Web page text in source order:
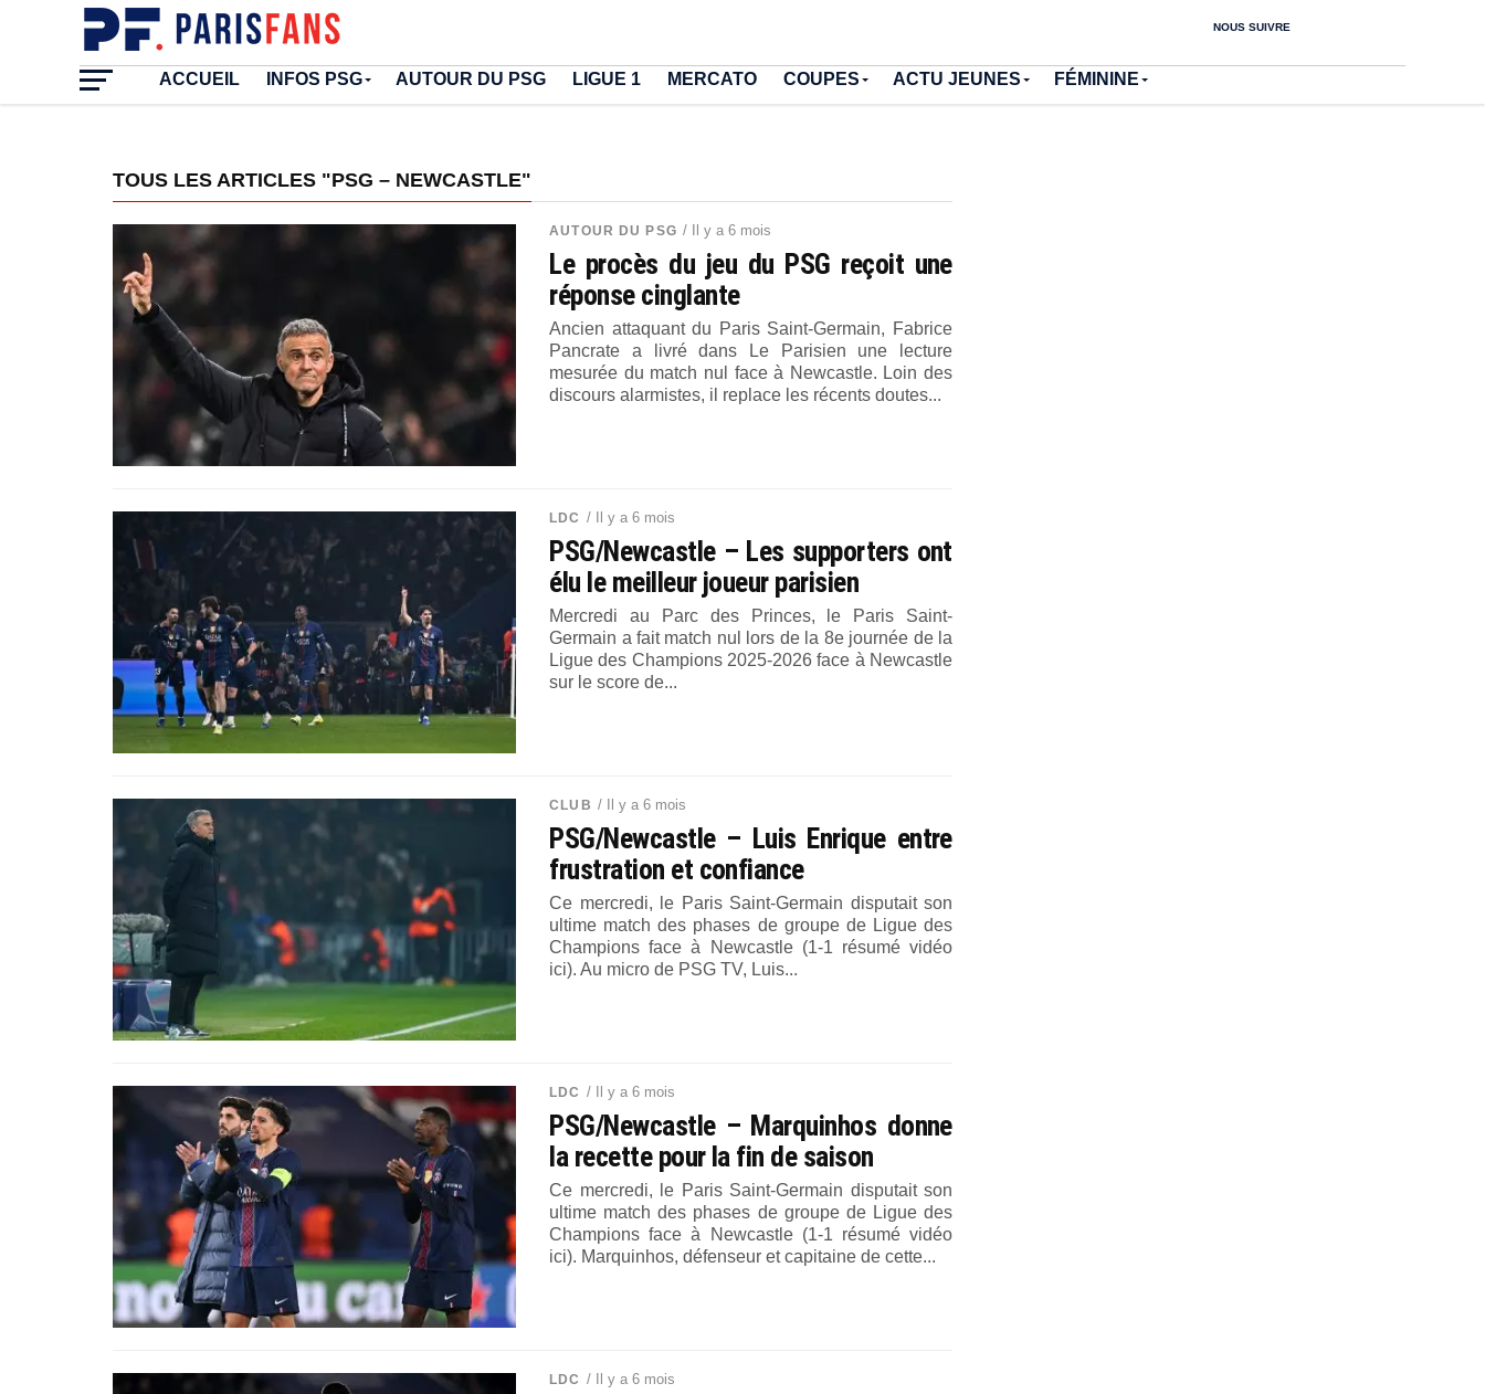
NOUS SUIVRE
ACCUEIL INFOS PSG AUTOUR DU PSG LIGUE 1 MERCATO COUPES ACTU JEUNES FÉMININE
TOUS LES ARTICLES "PSG – NEWCASTLE"
AUTOUR DU PSG / Il y a 6 mois
Le procès du jeu du PSG reçoit une
réponse cinglante
Ancien attaquant du Paris Saint-Germain, Fabrice
Pancrate a livré dans Le Parisien une lecture
mesurée du match nul face à Newcastle. Loin des
discours alarmistes, il replace les récents doutes...
LDC / Il y a 6 mois
PSG/Newcastle – Les supporters ont
élu le meilleur joueur parisien
Mercredi au Parc des Princes, le Paris Saint-
Germain a fait match nul lors de la 8e journée de la
Ligue des Champions 2025-2026 face à Newcastle
sur le score de...
CLUB / Il y a 6 mois
PSG/Newcastle – Luis Enrique entre
frustration et confiance
Ce mercredi, le Paris Saint-Germain disputait son
ultime match des phases de groupe de Ligue des
Champions face à Newcastle (1-1 résumé vidéo
ici). Au micro de PSG TV, Luis...
LDC / Il y a 6 mois
PSG/Newcastle – Marquinhos donne
la recette pour la fin de saison
Ce mercredi, le Paris Saint-Germain disputait son
ultime match des phases de groupe de Ligue des
Champions face à Newcastle (1-1 résumé vidéo
ici). Marquinhos, défenseur et capitaine de cette...
LDC / Il y a 6 mois